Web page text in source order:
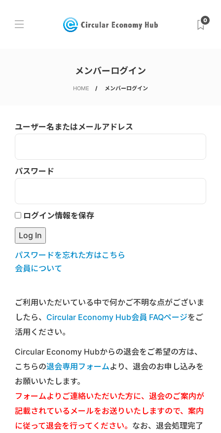
0
メンバーログイン
HOME メンバーログイン
ユーザー名またはメールアドレス
パスワード
ログイン情報を保存
パスワードを忘れた方はこちら
会員について
ご利用いただいている中で何かご不明な点がございま
したら、 Circular Economy Hub会員 FAQページをご
活用ください。
Circular Economy Hubからの退会をご希望の方は、
こちらの退会専用フォームより、退会のお申し込みを
お願いいたします。
フォームよりご連絡いただいた方に、退会のご案内が
記載されているメールをお送りいたしますので、案内
に従って退会を行ってください。 なお、退会処理完了